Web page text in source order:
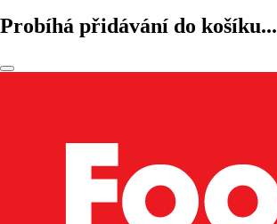
Probíhá přidávání do košíku...